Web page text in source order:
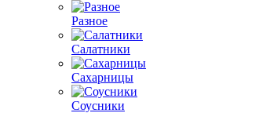
Разное
Салатники
Сахарницы
Соусники